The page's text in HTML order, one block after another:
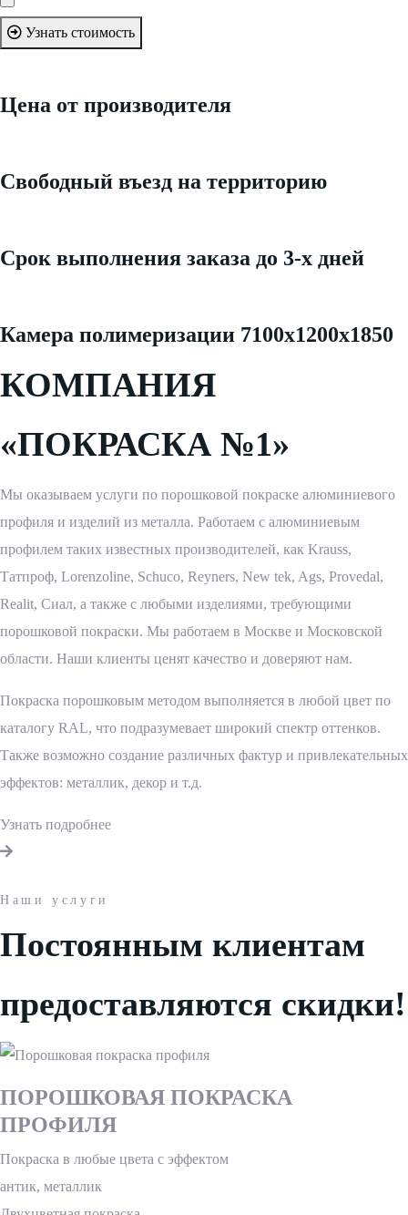
Узнать стоимость
Цена от производителя
Свободный въезд на территорию
Срок выполнения заказа до 3-х дней
Камера полимеризации 7100х1200х1850
КОМПАНИЯ
«ПОКРАСКА №1»
Мы оказываем услуги по порошковой покраске алюминиевого
профиля и изделий из металла. Работаем с алюминиевым
профилем таких известных производителей, как Krauss,
Татпроф, Lorenzoline, Schuco, Reyners, New tek, Ags, Provedal,
Realit, Сиал, а также с любыми изделиями, требующими
порошковой покраски. Мы работаем в Москве и Московской
области. Наши клиенты ценят качество и доверяют нам.
Покраска порошковым методом выполняется в любой цвет по
каталогу RAL, что подразумевает широкий спектр оттенков.
Также возможно создание различных фактур и привлекательных
эффектов: металлик, декор и т.д.
Узнать подробнее
Наши услуги
Постоянным клиентам
предоставляются скидки!
ПОРОШКОВАЯ ПОКРАСКА
ПРОФИЛЯ
Покраска в любые цвета с эффектом
антик, металлик